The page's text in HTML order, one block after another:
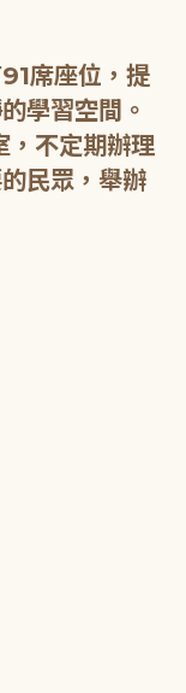
席座位，提
學習空間。
，不定期辦理
民眾，舉辦